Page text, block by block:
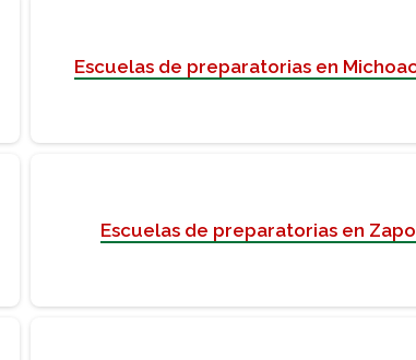
Escuelas de preparatorias en
Escuelas de preparatorias en